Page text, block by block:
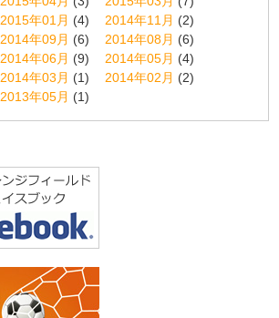
2015年01月 (4) 2014年11月 (2)
2014年09月 (6) 2014年08月 (6)
2014年06月 (9) 2014年05月 (4)
2014年03月 (1) 2014年02月 (2)
2013年05月 (1)